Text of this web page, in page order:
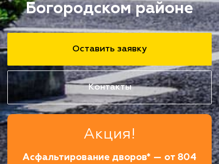
Богородском районе
Оставить заявку
Контакты
Акция!
Асфальтирование дворов* — от 804